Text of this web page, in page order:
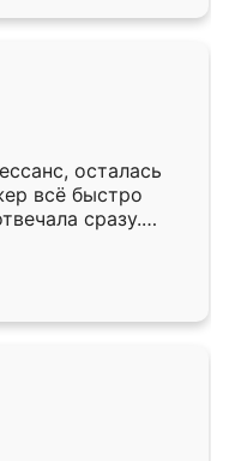
разнообразный.
потребуется из
здесь.
осталась
всё быстро
сразу.
подошёл к
Собрали
аккуратно, даже